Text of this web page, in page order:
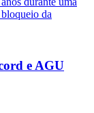
e AGU